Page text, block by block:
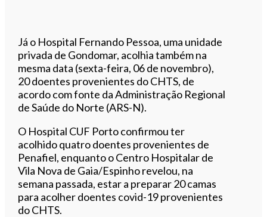
Já o Hospital Fernando Pessoa, uma unidade
privada de Gondomar, acolhia também na
mesma data (sexta-feira, 06 de novembro),
20 doentes provenientes do CHTS, de
acordo com fonte da Administração Regional
de Saúde do Norte (ARS-N).
O Hospital CUF Porto confirmou ter
acolhido quatro doentes provenientes de
Penafiel, enquanto o Centro Hospitalar de
Vila Nova de Gaia/Espinho revelou, na
semana passada, estar a preparar 20 camas
para acolher doentes covid-19 provenientes
do CHTS.